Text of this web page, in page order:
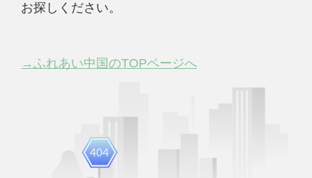
お探しください。
→ふれあい中国のTOPページへ